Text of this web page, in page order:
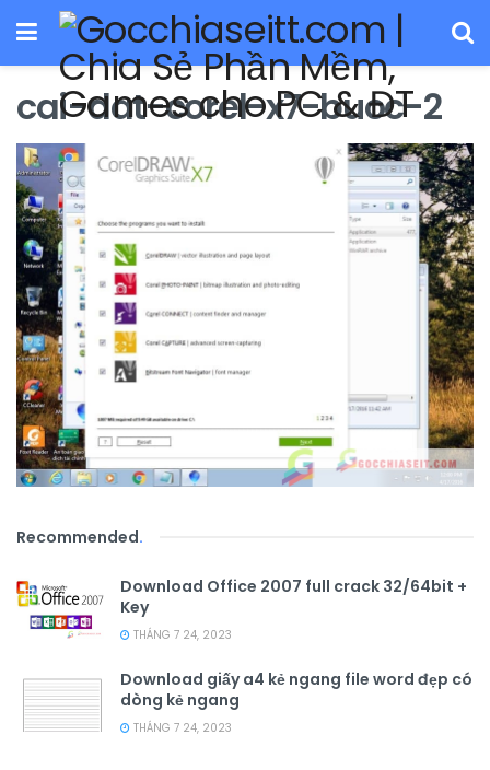
cai-dat-corel-x7-buoc-2
Recommended.
Download Office 2007 full crack 32/64bit +
Key
THÁNG 7 24, 2023
Download giấy a4 kẻ ngang file word đẹp có
dòng kẻ ngang
THÁNG 7 24, 2023